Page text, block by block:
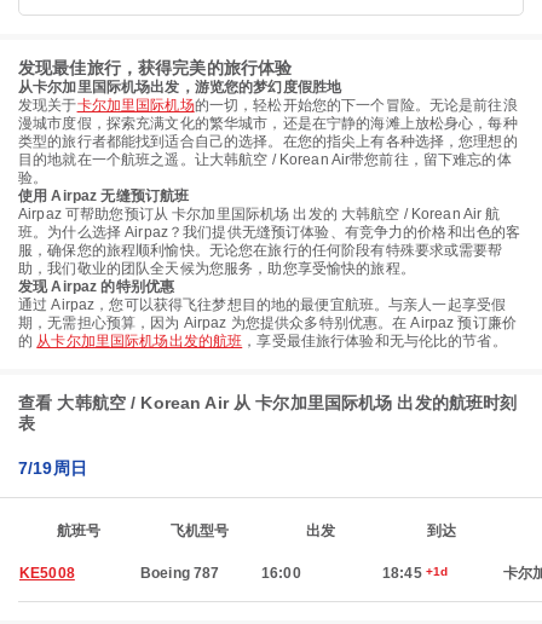
发现最佳旅行，获得完美的旅行体验
从卡尔加里国际机场出发，游览您的梦幻度假胜地
发现关于卡尔加里国际机场的一切，轻松开始您的下一个冒险。无论是前往浪
漫城市度假，探索充满文化的繁华城市，还是在宁静的海滩上放松身心，每种
类型的旅行者都能找到适合自己的选择。在您的指尖上有各种选择，您理想的
目的地就在一个航班之遥。让大韩航空 / Korean Air带您前往，留下难忘的体
验。
使用 Airpaz 无缝预订航班
Airpaz 可帮助您预订从 卡尔加里国际机场 出发的 大韩航空 / Korean Air 航
班。为什么选择 Airpaz？我们提供无缝预订体验、有竞争力的价格和出色的客
服，确保您的旅程顺利愉快。无论您在旅行的任何阶段有特殊要求或需要帮
助，我们敬业的团队全天候为您服务，助您享受愉快的旅程。
发现 Airpaz 的特别优惠
通过 Airpaz，您可以获得飞往梦想目的地的最便宜航班。与亲人一起享受假
期，无需担心预算，因为 Airpaz 为您提供众多特别优惠。在 Airpaz 预订廉价
的 从卡尔加里国际机场出发的航班 ，享受最佳旅行体验和无与伦比的节省。
查看 大韩航空 / Korean Air 从 卡尔加里国际机场 出发的航班时刻
表
7/19周日
航班号 飞机型号 出发 到达
KE5008 Boeing 787 16:00 18:45 +1d 卡尔